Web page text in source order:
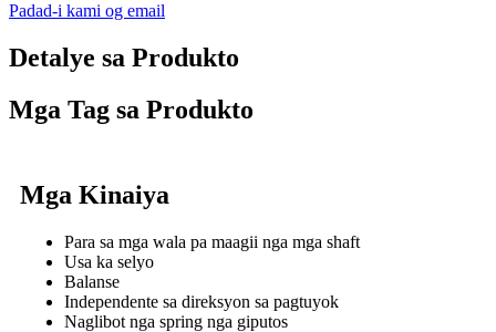
Padad-i kami og email
Detalye sa Produkto
Mga Tag sa Produkto
Mga Kinaiya
Para sa mga wala pa maagii nga mga shaft
Usa ka selyo
Balanse
Independente sa direksyon sa pagtuyok
Naglibot nga spring nga giputos